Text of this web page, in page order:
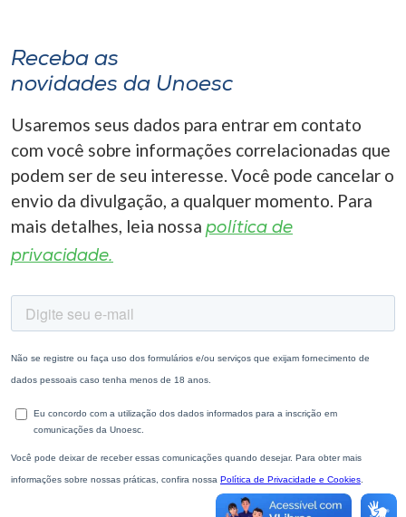
A-
Receba as
novidades da Unoesc
Usaremos seus dados para entrar em contato
com você sobre informações correlacionadas que
podem ser de seu interesse. Você pode cancelar o
envio da divulgação, a qualquer momento. Para
mais detalhes, leia nossa política de
privacidade.